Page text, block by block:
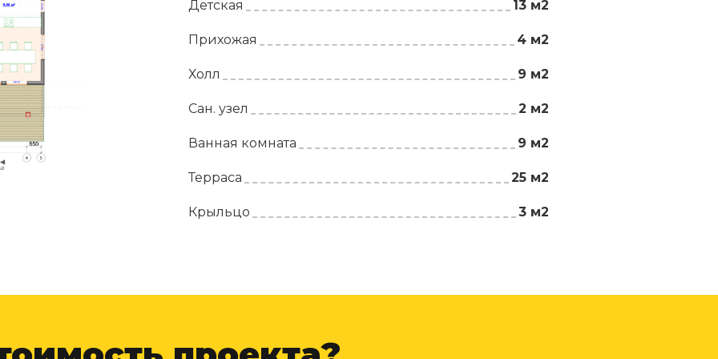
Детская 13 м2
Прихожая 4 м2
Холл 9 м2
Сан. узел 2 м2
Ванная комната 9 м2
Терраса 25 м2
Крыльцо 3 м2
реализован в простой кубической форме с плоской крышей. В экстерьере здания